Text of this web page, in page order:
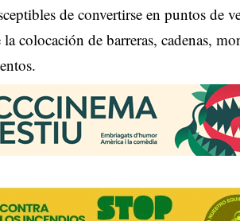
de convertirse en puntos de
la colocación de barreras, cadenas,